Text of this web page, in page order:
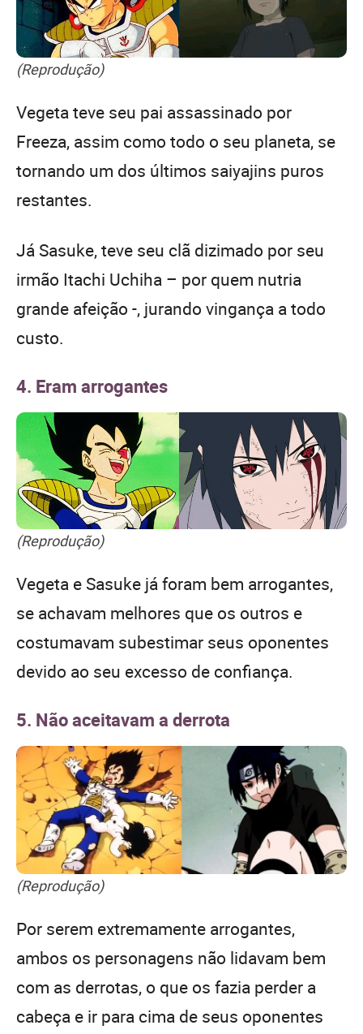
(Reprodução)
Vegeta teve seu pai assassinado por
Freeza, assim como todo o seu planeta, se
tornando um dos últimos saiyajins puros
restantes.
Já Sasuke, teve seu clã dizimado por seu
irmão Itachi Uchiha – por quem nutria
grande afeição -, jurando vingança a todo
custo.
4. Eram arrogantes
(Reprodução)
Vegeta e Sasuke já foram bem arrogantes,
se achavam melhores que os outros e
costumavam subestimar seus oponentes
devido ao seu excesso de confiança.
5. Não aceitavam a derrota
(Reprodução)
Por serem extremamente arrogantes,
ambos os personagens não lidavam bem
com as derrotas, o que os fazia perder a
cabeça e ir para cima de seus oponentes